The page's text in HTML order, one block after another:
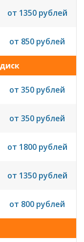
от 1350 рублей
от 850 рублей
от 350 рублей
от 350 рублей
от 1800 рублей
от 1350 рублей
от 800 рублей